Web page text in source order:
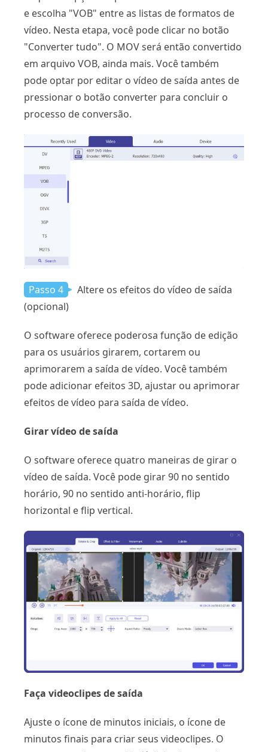
e escolha "VOB" entre as listas de formatos de
vídeo. Nesta etapa, você pode clicar no botão
"Converter tudo". O MOV será então convertido
em arquivo VOB, ainda mais. Você também
pode optar por editar o vídeo de saída antes de
pressionar o botão converter para concluir o
processo de conversão.
Passo 4
Altere os efeitos do vídeo de saída
(opcional)
O software oferece poderosa função de edição
para os usuários girarem, cortarem ou
aprimorarem a saída de vídeo. Você também
pode adicionar efeitos 3D, ajustar ou aprimorar
efeitos de vídeo para saída de vídeo.
Girar vídeo de saída
O software oferece quatro maneiras de girar o
vídeo de saída. Você pode girar 90 no sentido
horário, 90 no sentido anti-horário, flip
horizontal e flip vertical.
Faça videoclipes de saída
Ajuste o ícone de minutos iniciais, o ícone de
minutos finais para criar seus videoclipes. O